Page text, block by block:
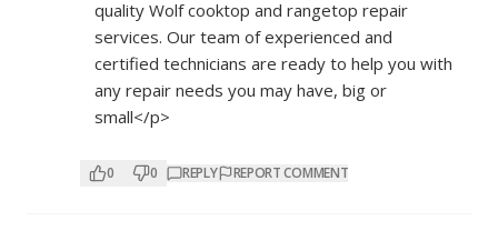
quality Wolf cooktop and rangetop repair
services. Our team of experienced and
certified technicians are ready to help you with
any repair needs you may have, big or
small</p>
0 0 REPLY REPORT COMMENT